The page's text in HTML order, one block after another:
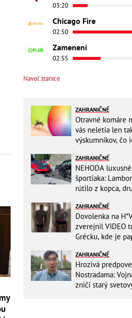
03:20
Chicago Fire
02:50
Zamenení
02:55
Navoľ stanice
ZAHRANIČNÉ
Otravné komáre
vás neletia len
výskumníkov, čo
ZAHRANIČNÉ
NEHODA
športiaka:
rútilo z kopca,
horšie
ZAHRANIČNÉ
Dovolenka na
zverejnil VIDEO
Grécku, kde je
do kuchyne
ZAHRANIČNÉ
Hrozivá
Nostradama:
zničí starý